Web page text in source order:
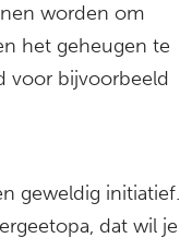
worden om
het geheugen te
voor bijvoorbeeld
geweldig initiatief.
dat wil je